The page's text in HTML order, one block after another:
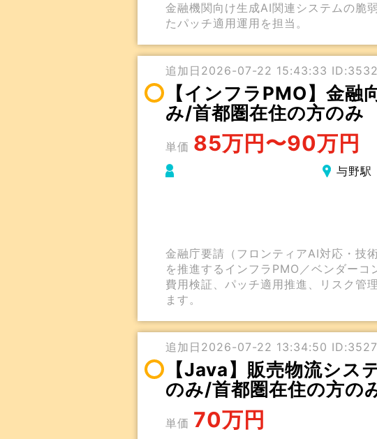
金融機関向け生成AI関連システムの脆
たパッチ適用運用を担当。
追加日2026-07-22 15:43:33 ID:3532
【インフラPMO】金
み/首都圏在住の方のみ
単価 85万円〜90万円
与野駅
金融庁要請（フロンティアAI対応・技
を推進するインフラPMO／ベンダーコ
費用検証、パッチ適用推進、リスク管
ます。
追加日2026-07-22 13:34:50 ID:3527
【Java】販売物流シ
のみ/首都圏在住の方の
単価 70万円